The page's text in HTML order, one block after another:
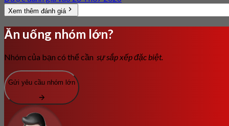
Xem thêm đánh giá
Ăn uống nhóm lớn?
Nhóm của bạn có thể cần sự sắp xếp đặc biệt.
Gửi yêu cầu nhóm lớn